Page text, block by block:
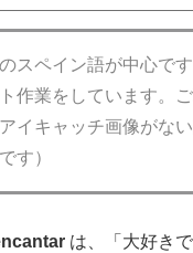
スペイン語が中心です
作業をしています。
イキャッチ画像がない
す）
は、「大好き